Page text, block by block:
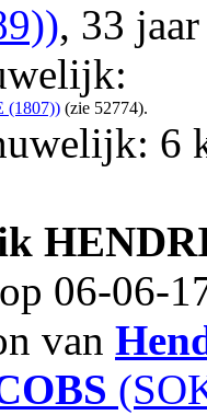
, 33
(1807)) (zie 52774).
6
06-06-
van